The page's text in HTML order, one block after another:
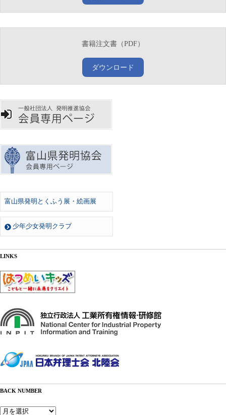
書籍注文書（PDF）
ダウンロード
富山県発明とくふう展・絵画展
少年少女発明クラブ
LINKS
BACK NUMBER
Back